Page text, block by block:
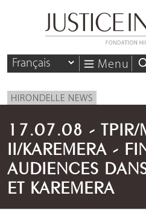
Menu
HIRONDELLE NEWS
17.07.08 - TPIR/
II/KAREMERA -
AUDIENCES
ET KAREMERA